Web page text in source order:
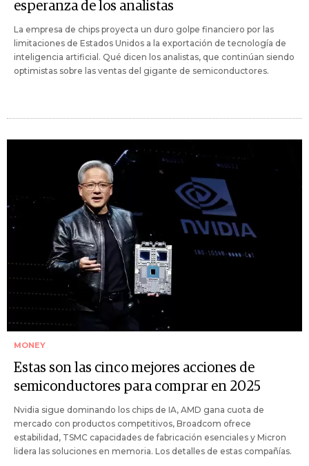
esperanza de los analistas
La empresa de chips proyecta un duro golpe financiero por las
limitaciones de Estados Unidos a la exportación de tecnología de
inteligencia artificial. Qué dicen los analistas, que continúan siendo
optimistas sobre las ventas del gigante de semiconductores.
MONEY
Estas son las cinco mejores acciones de
semiconductores para comprar en 2025
Nvidia sigue dominando los chips de IA, AMD gana cuota de
mercado con productos competitivos, Broadcom ofrece
estabilidad, TSMC capacidades de fabricación esenciales y Micron
lidera las soluciones en memoria. Los detalles de estas compañías.